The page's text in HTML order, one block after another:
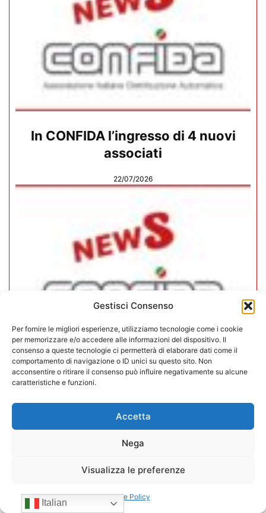
Gestisci Consenso
Per fornire le migliori esperienze, utilizziamo tecnologie come i cookie
per memorizzare e/o accedere alle informazioni del dispositivo. Il
consenso a queste tecnologie ci permetterà di elaborare dati come il
comportamento di navigazione o ID unici su questo sito. Non
acconsentire o ritirare il consenso può influire negativamente su alcune
caratteristiche e funzioni.
Accetta
Nega
Visualizza le preferenze
Cookie Policy
In CONFIDA l’ingresso di 4 nuovi
associati
22/07/2026
CONFIDA Servizi srl presenta il
17/07/2026
Italian